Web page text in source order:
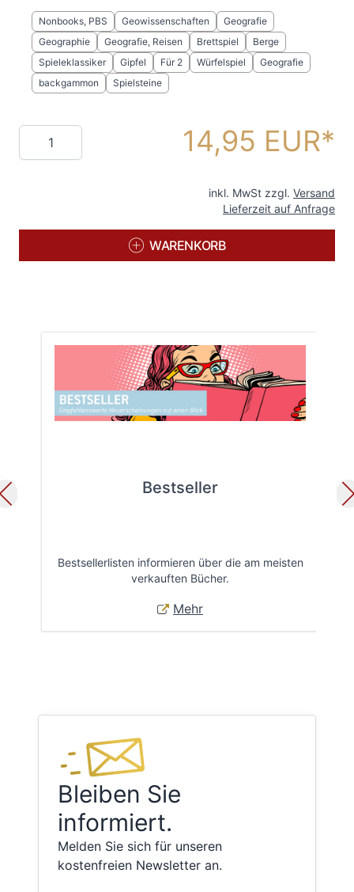
Nonbooks, PBS Geowissenschaften
Geografie
Geographie
Geografie, Reisen Brettspiel
Berge
Spieleklassiker
Gipfel Für 2 Würfelspiel
Geografie
backgammon
Spielsteine
Menge 14,95 EUR
inkl. MwSt zzgl. Versand
Lieferzeit auf Anfrage
WARENKORB
Bestseller
Bestsellerlisten informieren über die am meisten
verkauften Bücher.
Mehr
Bleiben Sie
informiert.
Melden Sie sich für unseren
kostenfreien Newsletter an.